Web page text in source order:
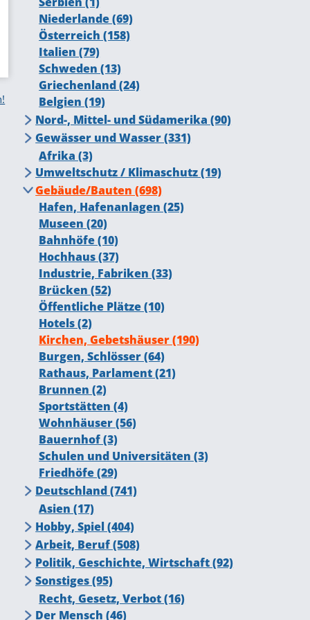
Fahrrad und Roller (10)
Felder (74)
Zäune, Abgrenzungen (56)
Küste, Strand (26)
Garten, Kleingarten (3)
Niederlande (69)
Österreich (158)
Italien (79)
Schweden (13)
Griechenland (24)
Belgien (19)
Nord-, Mittel- und Südamerika (90)
USA (89)
Gewässer und Wasser (331)
Hafen (18)
Wasserfall (24)
Teich, Tümpel (18)
See (58)
Fluss (85)
Schiffe, Boote (37)
Bach (26)
Meer (89)
Kanal, Gracht (32)
Tau und Reif (10)
Afrika (3)
Umweltschutz / Klimaschutz (19)
Baumsterben (12)
Gebäude/Bauten (698)
Hafen, Hafenanlagen (25)
Museen (20)
Bahnhöfe (10)
Hochhaus (37)
Industrie, Fabriken (33)
Brücken (52)
Öffentliche Plätze (10)
Hotels (2)
Kirchen, Gebetshäuser (190)
Burgen, Schlösser (64)
Rathaus, Parlament (21)
Brunnen (2)
Sportstätten (4)
Wohnhäuser (56)
Bauernhof (3)
Schulen und Universitäten (3)
Friedhöfe (29)
Deutschland (741)
Großstädte (ab 100.000 Einwohner) (412)
Kleinstädte (unter 100.000 Einwohner)
(119)
Dörfer (4)
Asien (17)
Hobby, Spiel (404)
Sport (154)
Basketball (3)
Denksport (0)
Eissport (0)
Fußball (8)
Musizieren, Musik machen (43)
Chillen (1)
Kino, Fernsehen (2)
Fotografieren (6)
Arbeit, Beruf (508)
Bauwesen (60)
Büro (31)
Handwerk (107)
Industrie, Fabrik (13)
Politik, Geschichte, Wirtschaft (92)
Wirtschaft (22)
Geld (6)
Werbung (13)
Geschichte (69)
Antike (19)
Politik (63)
Sonstiges (95)
Lustiges (3)
Uhr, Zeit (22)
Recht, Gesetz, Verbot (16)
Der Mensch (46)